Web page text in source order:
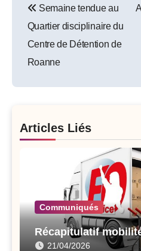
navigation
Semaine tendue au
Quartier disciplinaire du
Centre de Détention de
Roanne
Articles Liés
Communiqués
Récapitulatif
21/04/2026